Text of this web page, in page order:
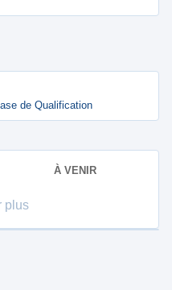
de Qualification
À VENIR
plus